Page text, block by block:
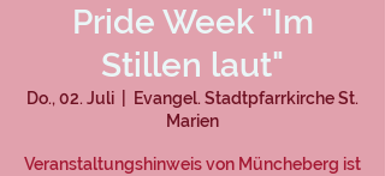
Pride Week "Im
Stillen laut"
Do., 02. Juli
Evangel. Stadtpfarrkirche St.
Marien
Veranstaltungshinweis von Müncheberg ist